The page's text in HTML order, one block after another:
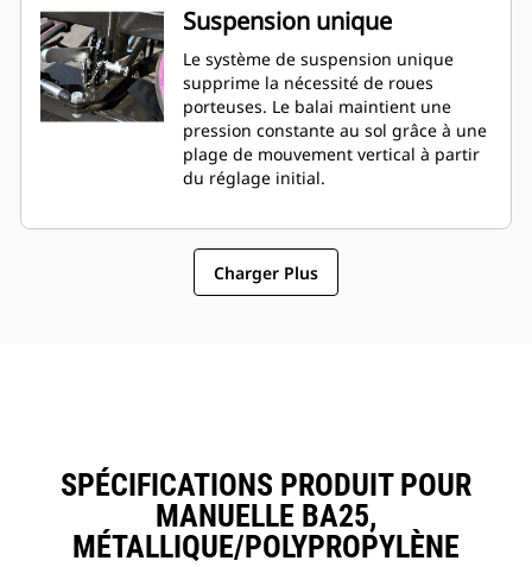
Suspension unique
Le système de suspension unique
supprime la nécessité de roues
porteuses. Le balai maintient une
pression constante au sol grâce à une
plage de mouvement vertical à partir
du réglage initial.
Charger Plus
SPÉCIFICATIONS PRODUIT POUR
MANUELLE BA25,
MÉTALLIQUE/POLYPROPYLÈNE